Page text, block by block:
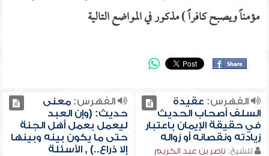
مؤمناً ويصبح كافراً ) مذكور في المواضع التالية
الفهرس: عقيدة
السلف أصحاب الحديث
في حقيقة الإيمان باعتبار
زيادته ونقصانه أو زواله
للشيخ: ناصر بن عبد الكريم
الفهرس:معنى
حديث: (وإن العبد
ليعمل بعمل أهل الجنة
حتى ما يكون بينه وبينها
إلا ذراع..) , الأسئلة